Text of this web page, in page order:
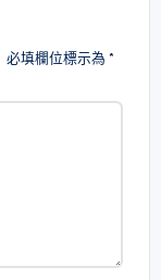
必填欄位標示為 *